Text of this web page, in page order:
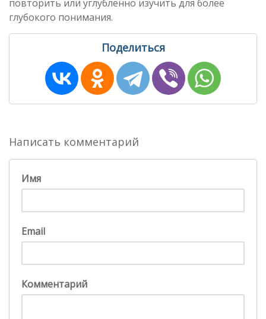
повторить или углубленно изучить для более
глубокого понимания.
Поделиться
Написать комментарий
Имя
Email
Комментарий